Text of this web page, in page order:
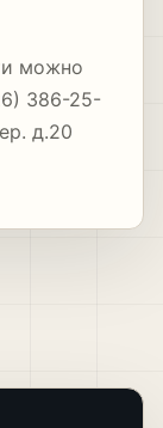
можно
386-25-
д.20